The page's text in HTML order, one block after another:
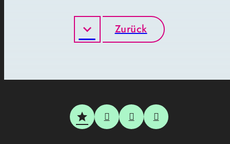
Zurück